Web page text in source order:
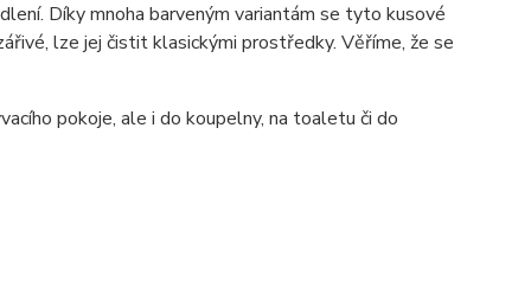
Díky mnoha barveným variantám se tyto kusové
lze jej čistit klasickými prostředky. Věříme, že se
pokoje, ale i do koupelny, na toaletu či do